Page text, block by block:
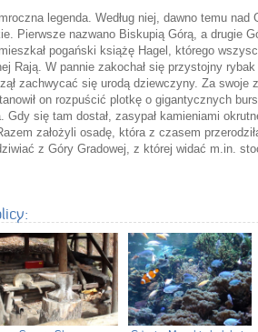
legenda. Według niej, dawno temu nad
Pierwsze nazwano Biskupią Górą, a drugie
pogański książę Hagel, którego
Rają. W pannie zakochał się przystojny
zachwycać się urodą dziewczyny. Za swoje
on rozpuścić plotkę o gigantycznych
się tam dostał, zasypał kamieniami
założyli osadę, która z czasem
z Góry Gradowej, z której widać m.in.